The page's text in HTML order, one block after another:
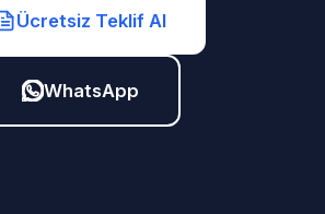
Ücretsiz Teklif Al
WhatsApp